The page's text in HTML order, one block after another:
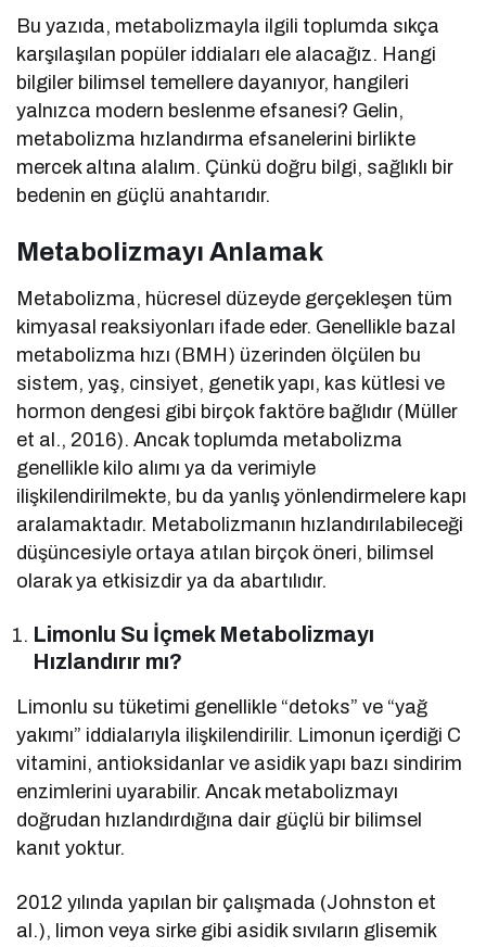
Bu yazıda, metabolizmayla ilgili toplumda sıkça
karşılaşılan popüler iddiaları ele alacağız. Hangi
bilgiler bilimsel temellere dayanıyor, hangileri
yalnızca modern beslenme efsanesi? Gelin,
metabolizma hızlandırma efsanelerini birlikte
mercek altına alalım. Çünkü doğru bilgi, sağlıklı bir
bedenin en güçlü anahtarıdır.
Metabolizmayı Anlamak
Metabolizma, hücresel düzeyde gerçekleşen tüm
kimyasal reaksiyonları ifade eder. Genellikle bazal
metabolizma hızı (BMH) üzerinden ölçülen bu
sistem, yaş, cinsiyet, genetik yapı, kas kütlesi ve
hormon dengesi gibi birçok faktöre bağlıdır (Müller
et al., 2016). Ancak toplumda metabolizma
genellikle kilo alımı ya da verimiyle
ilişkilendirilmekte, bu da yanlış yönlendirmelere kapı
aralamaktadır. Metabolizmanın hızlandırılabileceği
düşüncesiyle ortaya atılan birçok öneri, bilimsel
olarak ya etkisizdir ya da abartılıdır.
Limonlu Su İçmek Metabolizmayı
Hızlandırır mı?
Limonlu su tüketimi genellikle “detoks” ve “yağ
yakımı” iddialarıyla ilişkilendirilir. Limonun içerdiği C
vitamini, antioksidanlar ve asidik yapı bazı sindirim
enzimlerini uyarabilir. Ancak metabolizmayı
doğrudan hızlandırdığına dair güçlü bir bilimsel
kanıt yoktur.
2012 yılında yapılan bir çalışmada (Johnston et
al.), limon veya sirke gibi asidik sıvıların glisemik